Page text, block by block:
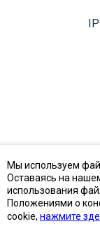
Приборы,
Мы используем
Оставаясь на
использования
Положениями о
cookie, нажмите